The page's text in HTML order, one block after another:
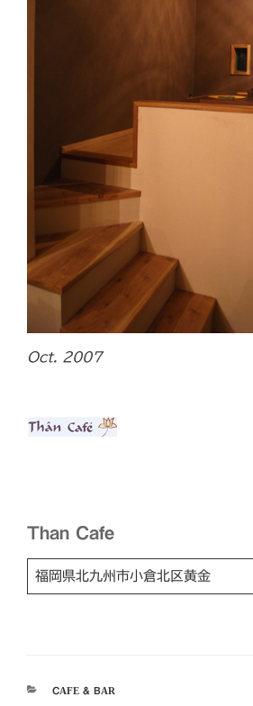
Oct. 2007
Than Cafe
福岡県北九州市小倉北区黄金
カ
CAFE & BAR